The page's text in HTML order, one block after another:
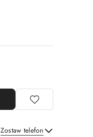
Zostaw telefon